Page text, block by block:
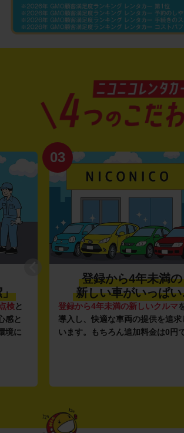
」
検と
感と
境に
03
登録から4年未満の
新しい車がいっぱい
登録から4年未満の新しいクルマ
導入し、快適な車両の提供を追求
います。もちろん追加料金は0円で